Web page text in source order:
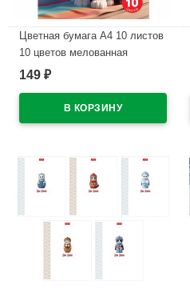
Цветная бумага А4 10 листов
10 цветов мелованная
двухсторонняя Hatber Скейт-
149 ₽